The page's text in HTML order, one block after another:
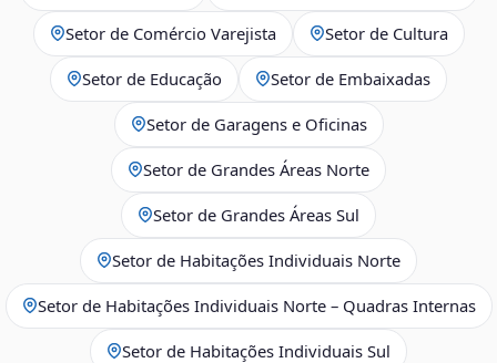
Setor de Comércio Varejista Setor de Cultura
Setor de Educação Setor de Embaixadas
Setor de Garagens e Oficinas
Setor de Grandes Áreas Norte
Setor de Grandes Áreas Sul
Setor de Habitações Individuais Norte
Setor de Habitações Individuais Norte – Quadras Internas
Setor de Habitações Individuais Sul